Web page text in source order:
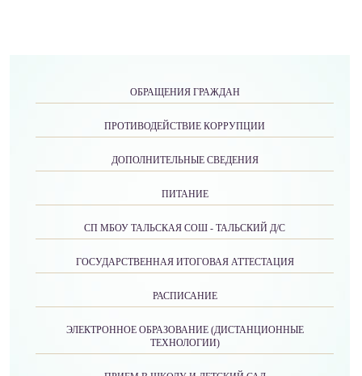
ОБРАЩЕНИЯ ГРАЖДАН
ПРОТИВОДЕЙСТВИЕ КОРРУПЦИИ
ДОПОЛНИТЕЛЬНЫЕ СВЕДЕНИЯ
ПИТАНИЕ
СП МБОУ ТАЛЬСКАЯ СОШ - ТАЛЬСКИЙ Д/С
ГОСУДАРСТВЕННАЯ ИТОГОВАЯ АТТЕСТАЦИЯ
РАСПИСАНИЕ
ЭЛЕКТРОННОЕ ОБРАЗОВАНИЕ (ДИСТАНЦИОННЫЕ
ТЕХНОЛОГИИ)